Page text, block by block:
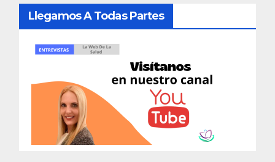
Llegamos A Todas Partes